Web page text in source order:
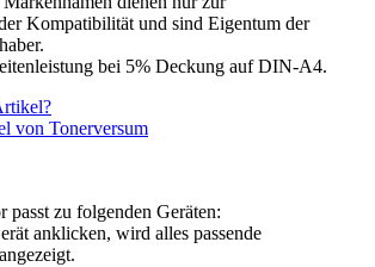
Kompatibilität und sind Eigentum der
bei 5% Deckung auf DIN-A4.
von Tonerversum
passt zu folgenden Geräten:
anklicken, wird alles passende